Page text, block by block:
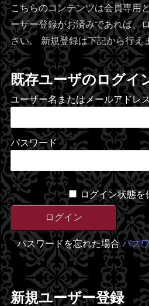
こちらのコンテンツは会員専用
ーザー登録がお済みであれば、
さい。 新規登録は下記から行え
既存ユーザのログイ
ユーザー名またはメールアドレ
パスワード
ログイン状態を
パスワードを忘れた場合パス
新規ユーザー登録